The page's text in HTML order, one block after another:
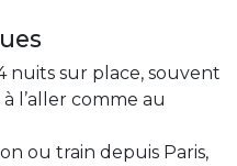
nuits sur place, souvent
l’aller comme au
ou train depuis Paris,